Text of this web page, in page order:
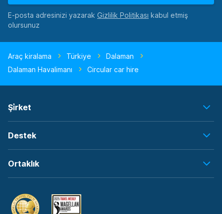
E-posta adresinizi yazarak
kabul etmiş
olursunuz
Araç kiralama Türkiye
Dalaman
Dalaman Havalimanı
Circular car hire
Şi̇rket
Destek
Ortaklık